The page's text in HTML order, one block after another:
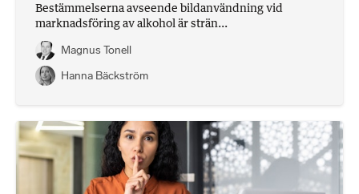
Bestämmelserna avseende bildanvändning vid
marknadsföring av alkohol är strän...
Magnus Tonell
Hanna Bäckström